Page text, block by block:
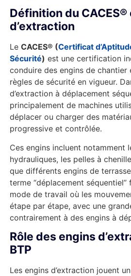
Définition du CACES®
d’extraction
Le CACES® (Certificat
Sécurité) est une certification
conduire des engins de chantier
règles de sécurité en vigueur.
d’extraction à déplacement
principalement de machines
déplacer ou charger des
progressive et contrôlée.
Ces engins incluent notamment
hydrauliques, les pelles à
que différents engins de
terme “déplacement
mode de travail où les
étape par étape, avec une
contrairement à des engins à
Rôle des engins
BTP
Les engins d’extraction jouent